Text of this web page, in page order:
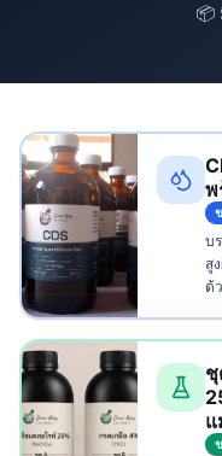
📦
พ
บ
สู
ด้
ชุ